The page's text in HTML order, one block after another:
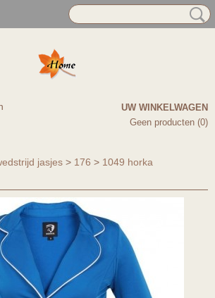
UW WINKELWAGEN
Geen producten (0)
jasjes > 176 > 1049 horka